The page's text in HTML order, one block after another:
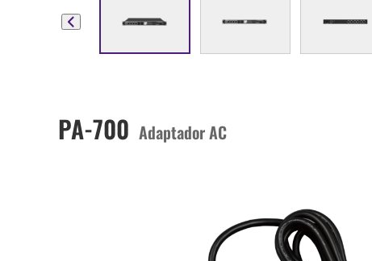
PA-700 Adaptador AC